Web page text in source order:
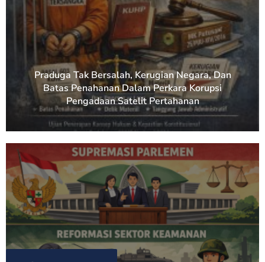
Praduga Tak Bersalah, Kerugian Negara, Dan
Batas Penahanan Dalam Perkara Korupsi
Pengadaan Satelit Pertahanan